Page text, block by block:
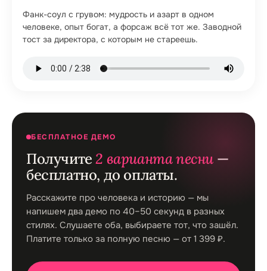
Фанк-соул с грувом: мудрость и азарт в одном
человеке, опыт богат, а форсаж всё тот же. Заводной
тост за директора, с которым не стареешь.
БЕСПЛАТНОЕ ДЕМО
Получите2 варианта песни —
бесплатно, до оплаты.
Расскажите про человека и историю — мы
напишем два демо по 40–50 секунд в разных
стилях. Слушаете оба, выбираете тот, что зашёл.
Платите только за полную песню — от 1 399 ₽.